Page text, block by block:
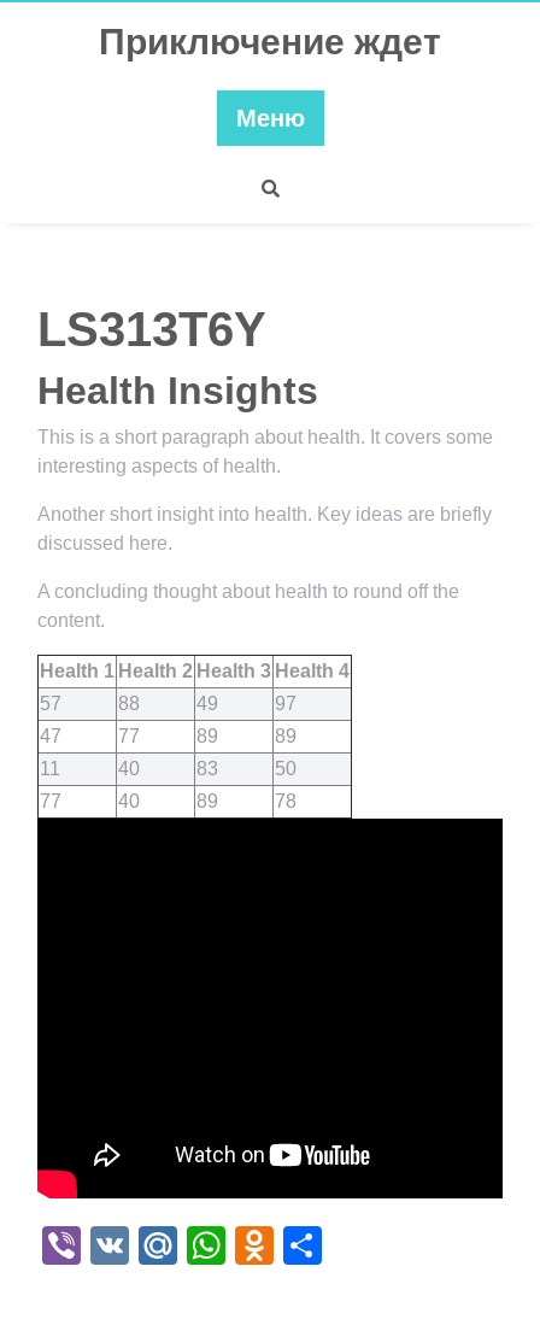
Приключение ждет
Меню
LS313T6Y
Health Insights
This is a short paragraph about health. It covers some
interesting aspects of health.
Another short insight into health. Key ideas are briefly
discussed here.
A concluding thought about health to round off the
content.
Health 1 Health 2 Health 3 Health 4
57
88 49
97
47
77 89
89
11
40 83
50
77
40 89 78
Viber
VK Mail.Ru
WhatsApp
Odnoklassniki